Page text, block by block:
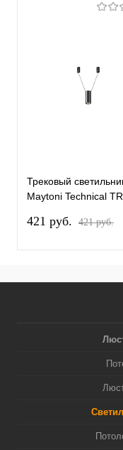
Трековый
Maytoni Technical
421 pуб. 421 pуб.